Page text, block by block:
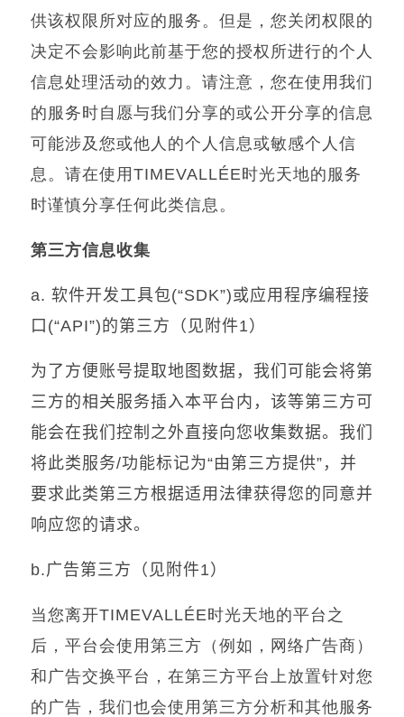
供该权限所对应的服务。但是，您关闭权限的
决定不会影响此前基于您的授权所进行的个人
信息处理活动的效力。请注意，您在使用我们
的服务时自愿与我们分享的或公开分享的信息
可能涉及您或他人的个人信息或敏感个人信
息。请在使用 TIMEVALLÉE时光天地的服务
时谨慎分享任何此类信息。
第三方信息收集
a. 软件开发工具包(“SDK”)或应用程序编程接
口 (“API”)的第三方（见附件1）
为了方便账号提取地图数据，我们可能会将第
三方的相关服务插入本平台内，该等第三方可
能会在我们控制之外直接向您收集数据。我们
将此类服务/功能标记为“由第三方提供” ，并
要求此类第三方根据适用法律获得您的同意并
响应您的请求。
b.广告第三方（见附件1）
当您离开TIMEVALLÉE时光天地的平台之
后，平台会使用第三方（例如，网络广告商）
和广告交换平台，在第三方平台上放置针对您
的广告，我们也会使用第三方分析和其他服务